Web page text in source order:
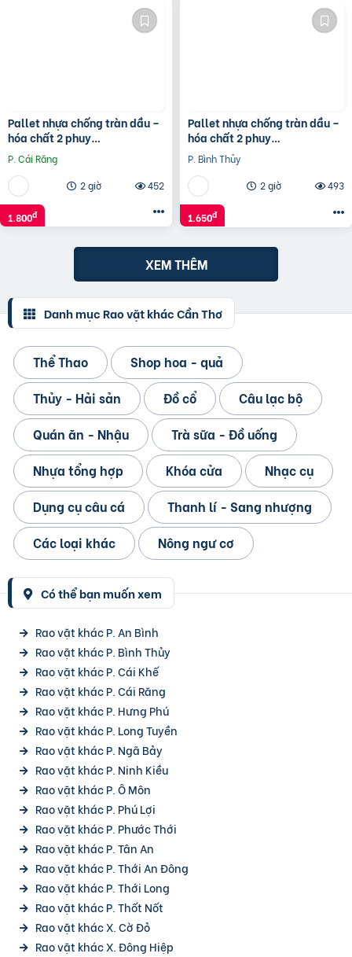
Pallet nhựa chống tràn dầu –
hóa chất 2 phuy
1300x680x300mm
P. Cái Răng
2 giờ
452
1.800đ
Pallet nhựa chống tràn dầu –
hóa chất 2 phuy
1300x680x150mm
P. Bình Thủy
2 giờ
493
1.650đ
XEM THÊM
Danh mục Rao vặt khác Cần Thơ
Thể Thao
Shop hoa - quả
Thủy - Hải sản
Đồ cổ
Câu lạc bộ
Quán ăn - Nhậu
Trà sữa - Đồ uống
Nhựa tổng hợp
Khóa cửa
Nhạc cụ
Dụng cụ câu cá
Thanh lí - Sang nhượng
Các loại khác
Nông ngư cơ
Có thể bạn muốn xem
Rao vặt khác P. An Bình
Rao vặt khác P. Bình Thủy
Rao vặt khác P. Cái Khế
Rao vặt khác P. Cái Răng
Rao vặt khác P. Hưng Phú
Rao vặt khác P. Long Tuyền
Rao vặt khác P. Ngã Bảy
Rao vặt khác P. Ninh Kiều
Rao vặt khác P. Ô Môn
Rao vặt khác P. Phú Lợi
Rao vặt khác P. Phước Thới
Rao vặt khác P. Tân An
Rao vặt khác P. Thới An Đông
Rao vặt khác P. Thới Long
Rao vặt khác P. Thốt Nốt
Rao vặt khác X. Cờ Đỏ
Rao vặt khác X. Đông Hiệp